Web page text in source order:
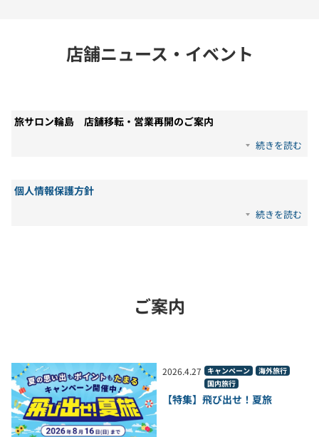
店舗ニュース・イベント
旅サロン輪島 店舗移転・営業再開のご案内
続きを読む
個人情報保護方針
続きを読む
ご案内
2026.4.27 キャンペーン
海外旅行
国内旅行
【特集】飛び出せ！夏旅